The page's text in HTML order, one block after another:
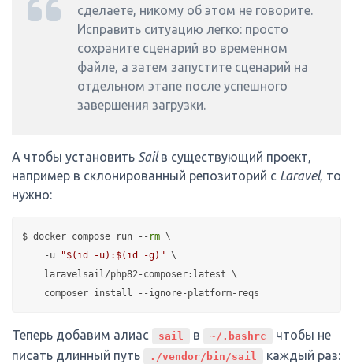
сделаете, никому об этом не говорите.
Исправить ситуацию легко: просто
сохраните сценарий во временном
файле, а затем запустите сценарий на
отдельном этапе после успешного
завершения загрузки.
А чтобы установить Sailв существующий проект,
например в склонированный репозиторий с Laravel, то
нужно:
$ docker compose run -- rm \
    -u
"$(id -u) : $(id -g) " \
    laravelsail/php82-composer:latest \
Теперь добавим алиас sail в ~/.bashrc
чтобы не
писать длинный путь
./vendor/bin/sail каждый раз: